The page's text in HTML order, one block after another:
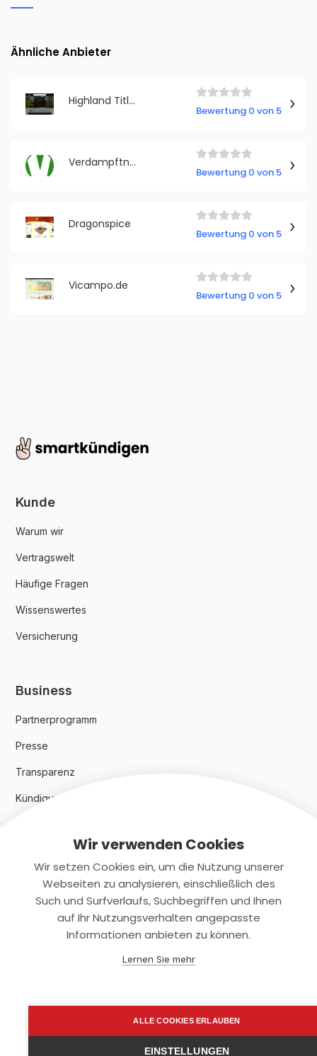
Ähnliche Anbieter
Highland Titles
Bewertung 0 von 5
Verdampftnochmal
Bewertung 0 von 5
Dragonspice
Bewertung 0 von 5
Vicampo.de
Bewertung 0 von 5
Kunde
Warum wir
Vertragswelt
Häufige Fragen
Wissenswertes
Versicherung
Business
Partnerprogramm
Presse
Transparenz
Kündigungsindex 2024
Rechtliches
Datenschutz
support@smartkuendigen.de
Wir verwenden Cookies
Wir setzen Cookies ein, um die Nutzung unserer
Webseiten zu analysieren, einschließlich des
Such und Surfverlaufs, Suchbegriffen und Ihnen
auf Ihr Nutzungsverhalten angepasste
Informationen anbieten zu können.
Lernen Sie mehr
ALLE COOKIES ERLAUBEN
EINSTELLUNGEN